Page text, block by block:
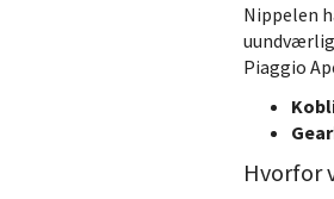
Nippelen
Piaggio
Hvorfor